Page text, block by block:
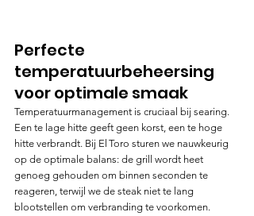
Perfecte
temperatuurbeheersing
voor optimale smaak
Temperatuurmanagement is cruciaal bij searing.
Een te lage hitte geeft geen korst, een te hoge
hitte verbrandt. Bij El Toro sturen we nauwkeurig
op de optimale balans: de grill wordt heet
genoeg gehouden om binnen seconden te
reageren, terwijl we de steak niet te lang
blootstellen om verbranding te voorkomen.